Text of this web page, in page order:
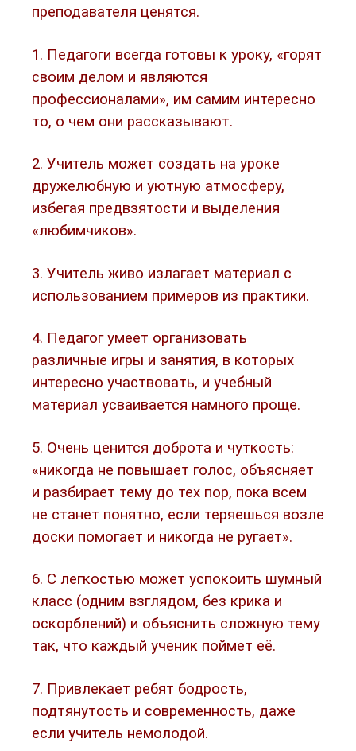
преподавателя ценятся.
1. Педагоги всегда готовы к уроку, «горят
своим делом и являются
профессионалами», им самим интересно
то, о чем они рассказывают.
2. Учитель может создать на уроке
дружелюбную и уютную атмосферу,
избегая предвзятости и выделения
«любимчиков».
3. Учитель живо излагает материал с
использованием примеров из практики.
4. Педагог умеет организовать
различные игры и занятия, в которых
интересно участвовать, и учебный
материал усваивается намного проще.
5. Очень ценится доброта и чуткость:
«никогда не повышает голос, объясняет
и разбирает тему до тех пор, пока всем
не станет понятно, если теряешься возле
доски помогает и никогда не ругает».
6. С легкостью может успокоить шумный
класс (одним взглядом, без крика и
оскорблений) и объяснить сложную тему
так, что каждый ученик поймет её.
7. Привлекает ребят бодрость,
подтянутость и современность, даже
если учитель немолодой.